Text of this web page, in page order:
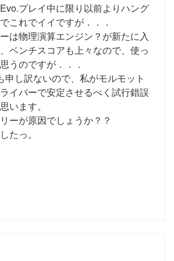
プレイ中に限り以前よりハング
これでイイですが．．．
は物理演算エンジン？が新たに入
ベンチスコアも上々なので、使っ
うのですが．．．
し訳ないので、私がモルモット
イバーで安定させるべく試行錯誤
います。
ーが原因でしょうか？？
たっ。